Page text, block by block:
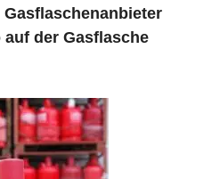
Gasflaschenanbieter
auf der Gasflasche